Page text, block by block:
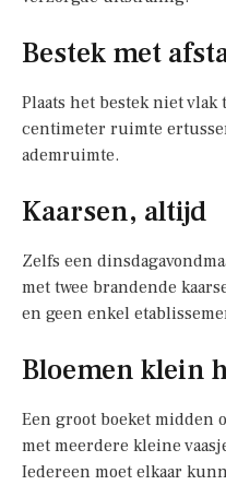
Bestek met
Plaats het bestek niet vlak
centimeter ruimte
ademruimte.
Kaarsen, altijd
Zelfs een
met twee brandende
en geen enkel
Bloemen klein
Een groot boeket midden
met meerdere kleine
Iedereen moet elkaar